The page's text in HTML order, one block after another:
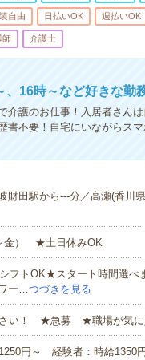
自由 日払いOK 週払いOK
師 介護士
16時～など好きな勤
護のお仕事！入居者さん
不要！自宅にいながらス
財田駅から---分／高瀬(香川
金） ★土日休みOK
フトOK★スタート時間選べ
ー…つづきを見る
さい！ ★急募 ★職場が気に
円～ 経験者：時給1350